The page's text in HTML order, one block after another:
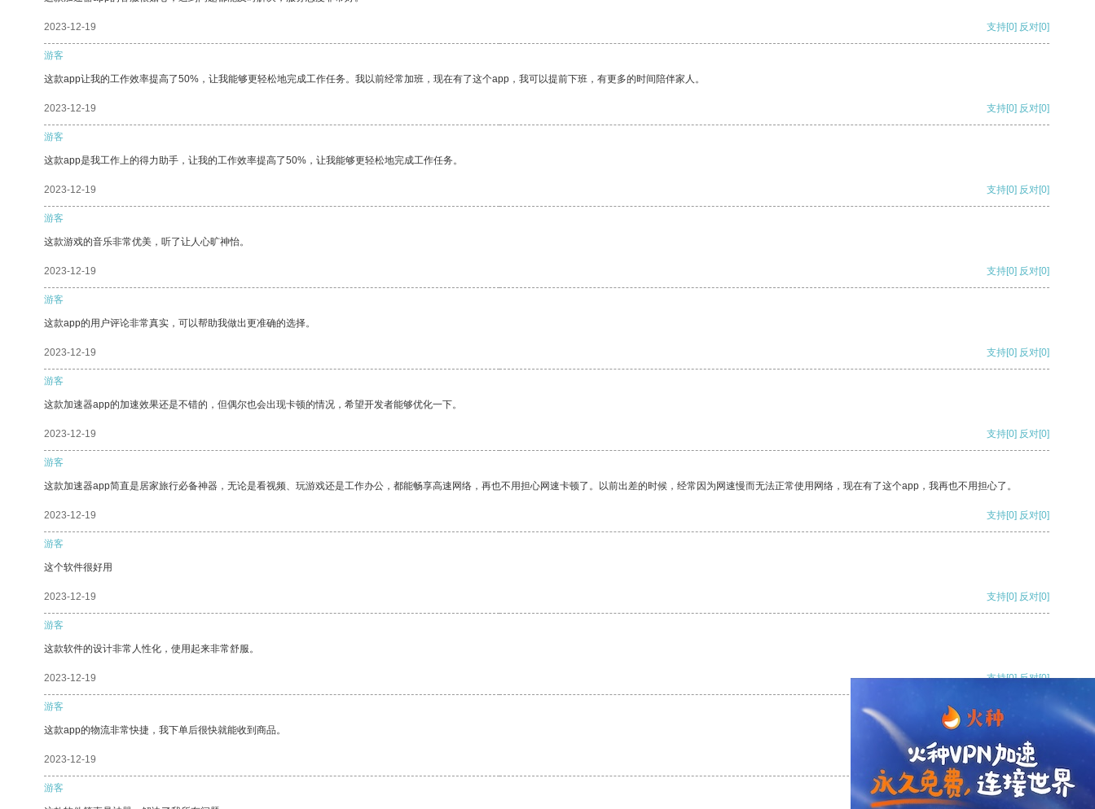
2023-12-19 支持[0] 反对[0]
游客
这款app让我的工作效率提高了50%，让我能够更轻松地完成工作任务。我以前经常加班，现在有了这个app，我可以提前下班，有更多的时间陪伴家人。
2023-12-19 支持[0] 反对[0]
游客
这款app是我工作上的得力助手，让我的工作效率提高了50%，让我能够更轻松地完成工作任务。
2023-12-19 支持[0] 反对[0]
游客
这款游戏的音乐非常优美，听了让人心旷神怡。
2023-12-19 支持[0] 反对[0]
游客
这款app的用户评论非常真实，可以帮助我做出更准确的选择。
2023-12-19 支持[0] 反对[0]
游客
这款加速器app的加速效果还是不错的，但偶尔也会出现卡顿的情况，希望开发者能够优化一下。
2023-12-19 支持[0] 反对[0]
游客
这款加速器app简直是居家旅行必备神器，无论是看视频、玩游戏还是工作办公，都能畅享高速网络，再也不用担心网速卡顿了。以前出差的时候，经常因为网速慢而无法正常使用网络，现在有了这个app，我再也不用担心了。
2023-12-19 支持[0] 反对[0]
游客
这个软件很好用
2023-12-19 支持[0] 反对[0]
游客
这款软件的设计非常人性化，使用起来非常舒服。
2023-12-19 支持[0] 反对[0]
游客
这款app的物流非常快捷，我下单后很快就能收到商品。
2023-12-19 支持[0] 反对
游客